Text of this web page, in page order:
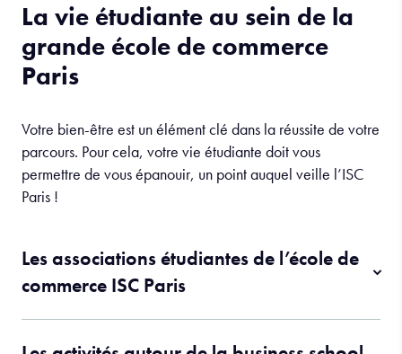
La vie étudiante au sein de la
grande école de commerce
Paris
Votre bien-être est un élément clé dans la réussite de votre
parcours. Pour cela, votre vie étudiante doit vous
permettre de vous épanouir, un point auquel veille l’ISC
Paris !
Les associations étudiantes de l’école de
commerce ISC Paris